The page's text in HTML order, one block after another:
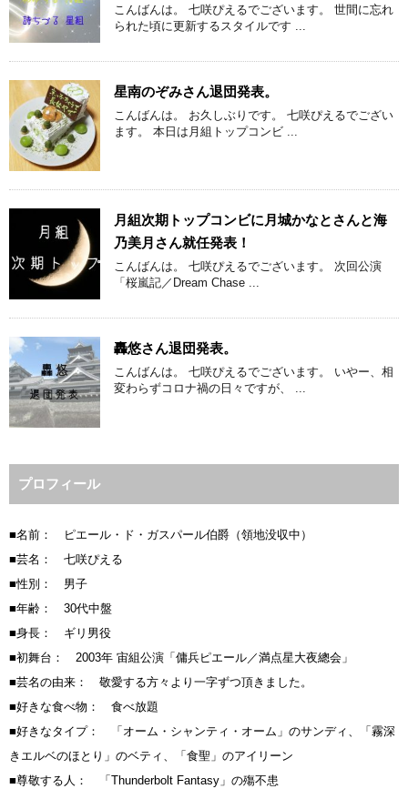
こんばんは。 七咲ぴえるでございます。 世間に忘れ
られた頃に更新するスタイルです ...
星南のぞみさん退団発表。
こんばんは。 お久しぶりです。 七咲ぴえるでござい
ます。 本日は月組トップコンビ ...
月組次期トップコンビに月城かなとさんと海
乃美月さん就任発表！
こんばんは。 七咲ぴえるでございます。 次回公演
「桜嵐記／Dream Chase ...
轟悠さん退団発表。
こんばんは。 七咲ぴえるでございます。 いやー、相
変わらずコロナ禍の日々ですが、 ...
プロフィール
■名前： ピエール・ド・ガスパール伯爵（領地没収中）
■芸名： 七咲ぴえる
■性別： 男子
■年齢： 30代中盤
■身長： ギリ男役
■初舞台： 2003年 宙組公演「傭兵ピエール／満点星大夜總会」
■芸名の由来： 敬愛する方々より一字ずつ頂きました。
■好きな食べ物： 食べ放題
■好きなタイプ： 「オーム・シャンティ・オーム」のサンディ、「霧深
きエルベのほとり」のベティ、「食聖」のアイリーン
■尊敬する人： 「Thunderbolt Fantasy」の殤不患